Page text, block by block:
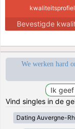
Bevestigde
We werken hard
Vind singles in de
Dating Auvergne-